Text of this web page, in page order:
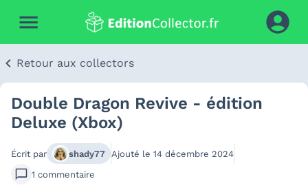
Retour aux collectors
Double Dragon Revive - édition
Deluxe (Xbox)
Écrit par shady77 Ajouté le 14 décembre 2024
1 commentaire